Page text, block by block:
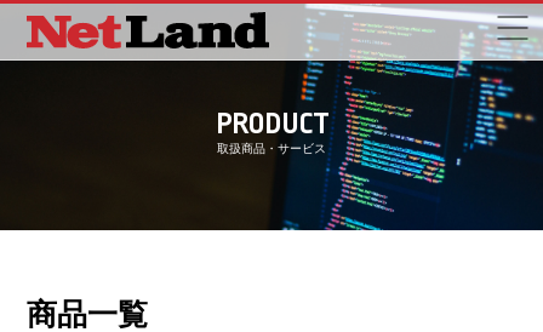
PRODUCT
取扱商品・サービス
商品一覧